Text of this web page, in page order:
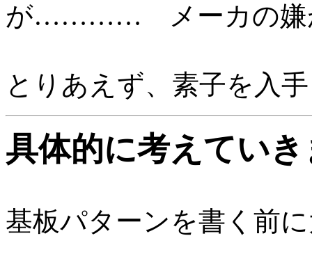
が………… メーカの嫌
とりあえず、素子を入
具体的に考えてい
基板パターンを書く前